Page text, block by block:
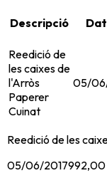
Descripció
Reedició de
les caixes de
l'Arròs
Paperer
Cuinat
05/
Reedició de les
05/06/2017